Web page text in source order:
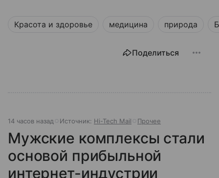
Красота и здоровье медицина природа
Поделиться
14 часов назад Источник: Hi-Tech Mail Прочее
Мужские комплексы стали
основой прибыльной
интернет-индустрии